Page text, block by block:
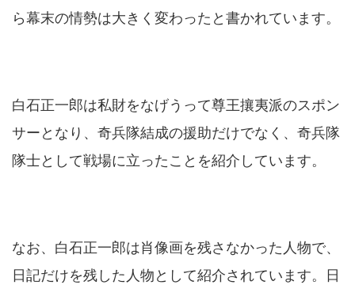
ら幕末の情勢は大きく変わったと書かれています。
白石正一郎は私財をなげうって尊王攘夷派のスポン
サーとなり、奇兵隊結成の援助だけでなく、奇兵隊
隊士として戦場に立ったことを紹介しています。
なお、白石正一郎は肖像画を残さなかった人物で、
日記だけを残した人物として紹介されています。日